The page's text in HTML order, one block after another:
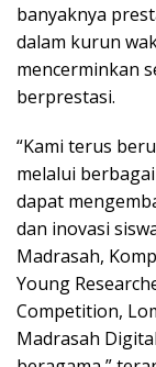
banyaknya
dalam kurun
mencerminkan
berprestasi.
“Kami terus
melalui
dapat
dan inovasi
Madrasah,
Young
Competition,
Madrasah